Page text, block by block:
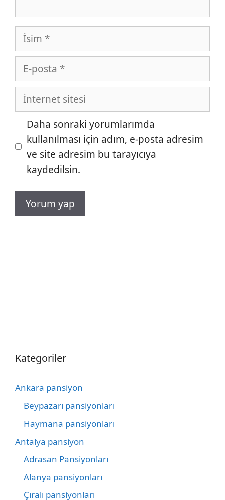
İsim
posta
İnternet
sitesi
Daha sonraki yorumlarımda
kullanılması için adım, e-posta adresim
ve site adresim bu tarayıcıya
kaydedilsin.
Kategoriler
Ankara pansiyon
Beypazarı pansiyonları
Haymana pansiyonları
Antalya pansiyon
Adrasan Pansiyonları
Alanya pansiyonları
Çıralı pansiyonları